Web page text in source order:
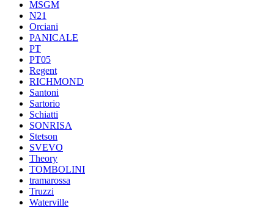
MSGM
N21
Orciani
PANICALE
PT
PT05
Regent
RICHMOND
Santoni
Sartorio
Schiatti
SONRISA
Stetson
SVEVO
Theory
TOMBOLINI
tramarossa
Truzzi
Waterville